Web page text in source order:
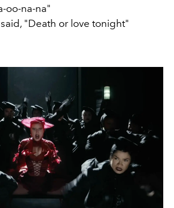
oo-na-na"
"Death or love tonight"